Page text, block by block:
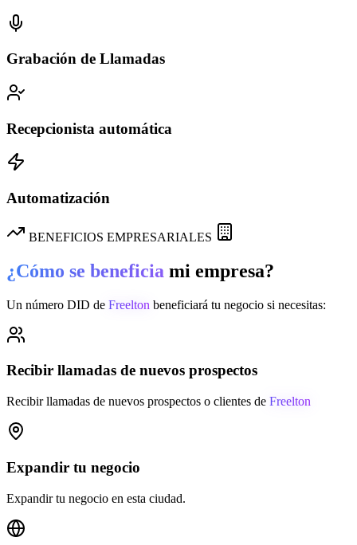
Grabación de Llamadas
Recepcionista automática
Automatización
BENEFICIOS EMPRESARIALES
¿Cómo se beneficia mi empresa?
Un número DID de Freelton beneficiará tu negocio si necesitas:
Recibir llamadas de nuevos prospectos
Recibir llamadas de nuevos prospectos o clientes de Freelton
Expandir tu negocio
Expandir tu negocio en esta ciudad.